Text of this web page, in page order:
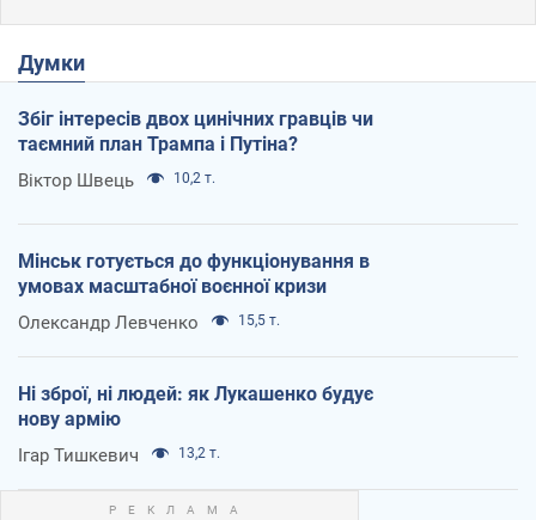
Думки
Збіг інтересів двох цинічних гравців чи
таємний план Трампа і Путіна?
Віктор Швець 10,2 т.
Мінськ готується до функціонування в
умовах масштабної воєнної кризи
Олександр Левченко 15,5 т.
Ні зброї, ні людей: як Лукашенко будує
нову армію
Ігар Тишкевич 13,2 т.